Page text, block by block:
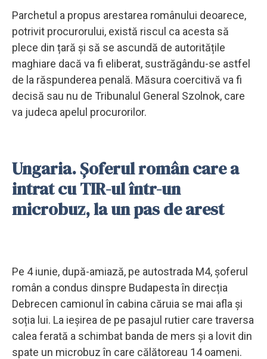
Parchetul a propus arestarea românului deoarece,
potrivit procurorului, există riscul ca acesta să
plece din țară și să se ascundă de autoritățile
maghiare dacă va fi eliberat, sustrăgându-se astfel
de la răspunderea penală. Măsura coercitivă va fi
decisă sau nu de Tribunalul General Szolnok, care
va judeca apelul procurorilor.
Ungaria. Șoferul român care a
intrat cu TIR-ul într-un
microbuz, la un pas de arest
Pe 4 iunie, după-amiază, pe autostrada M4, șoferul
român a condus dinspre Budapesta în direcția
Debrecen camionul în cabina căruia se mai afla și
soția lui. La ieșirea de pe pasajul rutier care traversa
calea ferată a schimbat banda de mers și a lovit din
spate un microbuz în care călătoreau 14 oameni.